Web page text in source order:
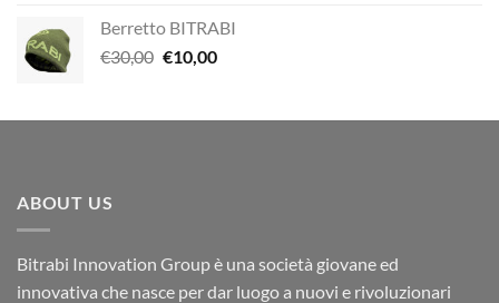
Berretto BITRABI
€30,00 Il
era:
€10,00Il
è:
ABOUT US
Bitrabi Innovation Group è una società giovane ed
innovativa che nasce per dar luogo a nuovi e rivoluzionari